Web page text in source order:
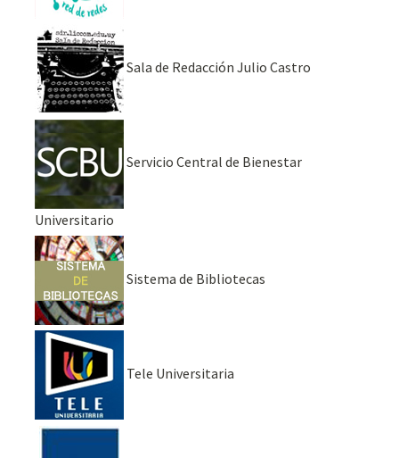
Sala de Redacción Julio Castro
Servicio Central de Bienestar
Universitario
Sistema de Bibliotecas
Tele Universitaria